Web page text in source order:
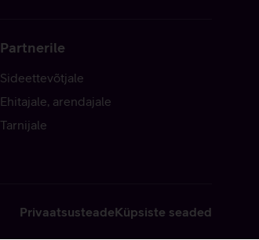
Partnerile
Sideettevõtjale
Ehitajale, arendajale
Tarnijale
PrivaatsusteadeKüpsiste seaded